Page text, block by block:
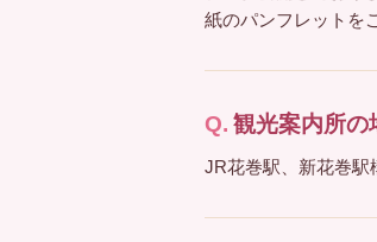
紙のパンフレットを
観光案内所の
JR花巻駅、新花巻駅